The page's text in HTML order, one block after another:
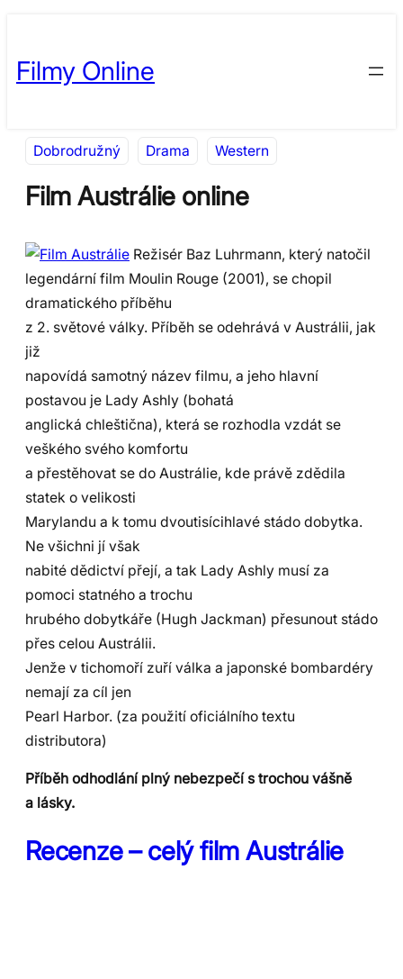
obsah
content
Filmy Online
Dobrodružný Drama Western
Film Austrálie online
Režisér Baz Luhrmann, který natočil
legendární film Moulin Rouge (2001), se chopil
dramatického příběhu
z 2. světové války. Příběh se odehrává v Austrálii, jak
již
napovídá samotný název filmu, a jeho hlavní
postavou je Lady Ashly (bohatá
anglická chleštična), která se rozhodla vzdát se
veškého svého komfortu
a přestěhovat se do Austrálie, kde právě zdědila
statek o velikosti
Marylandu a k tomu dvoutisícihlavé stádo dobytka.
Ne všichni jí však
nabité dědictví přejí, a tak Lady Ashly musí za
pomoci statného a trochu
hrubého dobytkáře (Hugh Jackman) přesunout stádo
přes celou Austrálii.
Jenže v tichomoří zuří válka a japonské bombardéry
nemají za cíl jen
Pearl Harbor. (za použití oficiálního textu
distributora)
Příběh odhodlání plný nebezpečí s trochou vášně
a lásky.
Recenze – celý film Austrálie